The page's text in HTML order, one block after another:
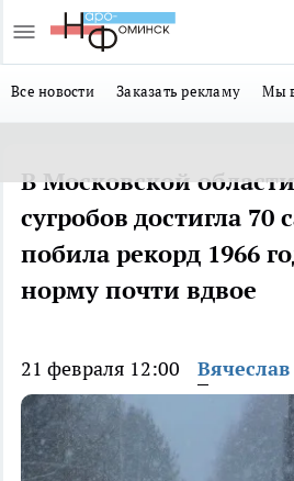
Все новости Заказать рекламу Мы
В Московской
сугробов достигла 70
побила рекорд 1966
норму почти вдвое
21 февраля 12:00